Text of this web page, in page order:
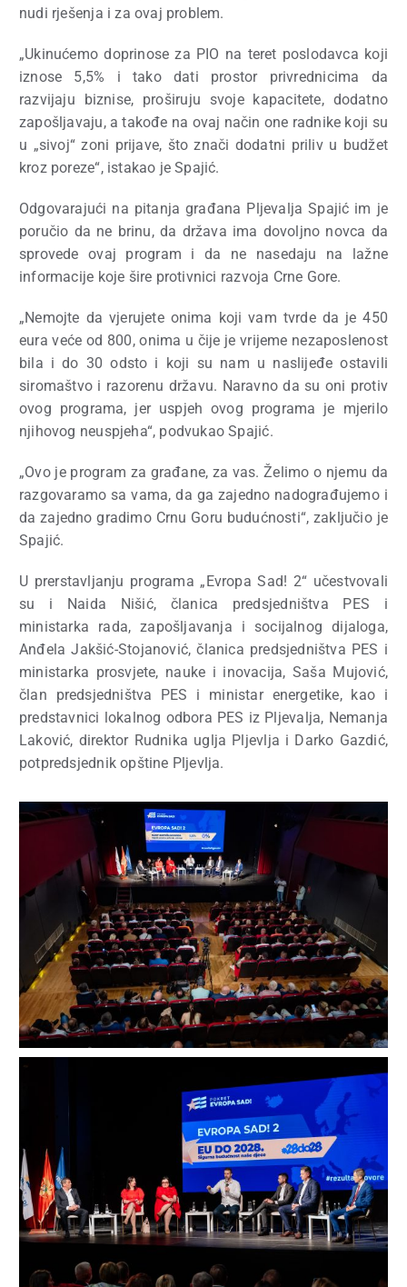
nudi rješenja i za ovaj problem.
„Ukinućemo doprinose za PIO na teret poslodavca koji
iznose 5,5% i tako dati prostor privrednicima da
razvijaju biznise, proširuju svoje kapacitete, dodatno
zapošljavaju, a takođe na ovaj način one radnike koji su
u „sivoj“ zoni prijave, što znači dodatni priliv u budžet
kroz poreze“, istakao je Spajić.
Odgovarajući na pitanja građana Pljevalja Spajić im je
poručio da ne brinu, da država ima dovoljno novca da
sprovede ovaj program i da ne nasedaju na lažne
informacije koje šire protivnici razvoja Crne Gore.
„Nemojte da vjerujete onima koji vam tvrde da je 450
eura veće od 800, onima u čije je vrijeme nezaposlenost
bila i do 30 odsto i koji su nam u naslijeđe ostavili
siromaštvo i razorenu državu. Naravno da su oni protiv
ovog programa, jer uspjeh ovog programa je mjerilo
njihovog neuspjeha“, podvukao Spajić.
„Ovo je program za građane, za vas. Želimo o njemu da
razgovaramo sa vama, da ga zajedno nadograđujemo i
da zajedno gradimo Crnu Goru budućnosti“, zaključio je
Spajić.
U prerstavljanju programa „Evropa Sad! 2“ učestvovali
su i Naida Nišić, članica predsjedništva PES i
ministarka rada, zapošljavanja i socijalnog dijaloga,
Anđela Jakšić-Stojanović, članica predsjedništva PES i
ministarka prosvjete, nauke i inovacija, Saša Mujović,
član predsjedništva PES i ministar energetike, kao i
predstavnici lokalnog odbora PES iz Pljevalja, Nemanja
Laković, direktor Rudnika uglja Pljevlja i Darko Gazdić,
potpredsjednik opštine Pljevlja.